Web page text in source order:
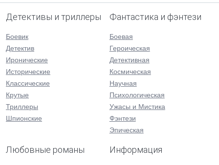
Детективы и триллеры
Боевик
Детектив
Иронические
Исторические
Классические
Крутые
Триллеры
Шпионские
Фантастика и фэнтези
Боевая
Героическая
Детективная
Космическая
Научная
Психологическая
Ужасы и Мистика
Фэнтези
Эпическая
Любовные романы Информация